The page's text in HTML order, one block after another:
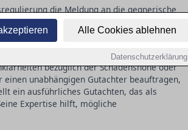
Alle Cookies ablehnen
Datenschutzerklärung
die Meldung an die gegnerische
Unfallgegner eindeutig verantwortlich
ein unabhängiges Gutachten an. Hierbei
detailliert einschätzt.
bezüglich der Schadenshöhe oder
unabhängigen Gutachter beauftragen,
ein ausführliches Gutachten, das als
Expertise hilft, mögliche